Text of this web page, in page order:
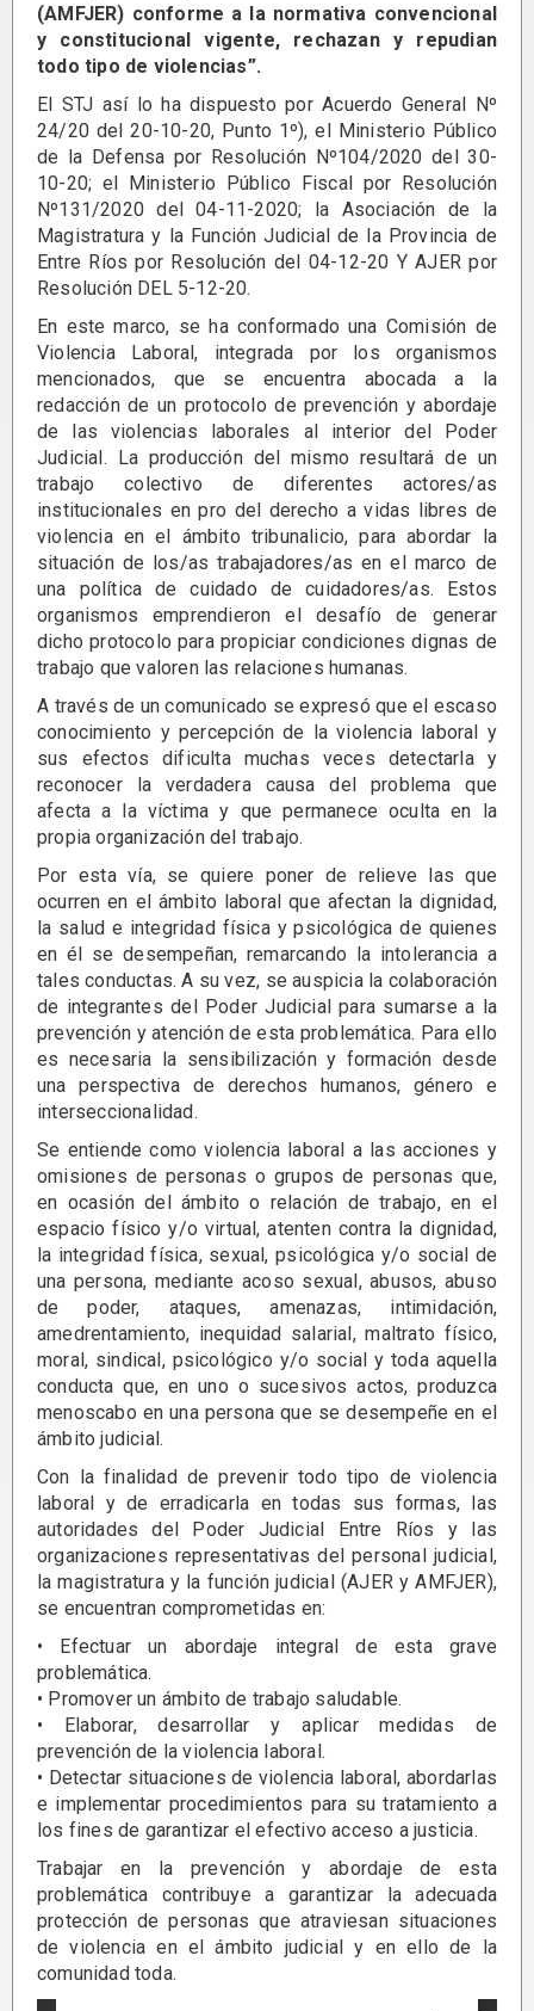
(AMFJER) conforme a la normativa convencional
y constitucional vigente, rechazan y repudian
todo tipo de violencias”.
El STJ así lo ha dispuesto por Acuerdo General Nº
24/20 del 20-10-20, Punto 1º), el Ministerio Público
de la Defensa por Resolución Nº104/2020 del 30-
10-20; el Ministerio Público Fiscal por Resolución
Nº131/2020 del 04-11-2020; la Asociación de la
Magistratura y la Función Judicial de la Provincia de
Entre Ríos por Resolución del 04-12-20 Y AJER por
Resolución DEL 5-12-20.
En este marco, se ha conformado una Comisión de
Violencia Laboral, integrada por los organismos
mencionados, que se encuentra abocada a la
redacción de un protocolo de prevención y abordaje
de las violencias laborales al interior del Poder
Judicial. La producción del mismo resultará de un
trabajo colectivo de diferentes actores/as
institucionales en pro del derecho a vidas libres de
violencia en el ámbito tribunalicio, para abordar la
situación de los/as trabajadores/as en el marco de
una política de cuidado de cuidadores/as. Estos
organismos emprendieron el desafío de generar
dicho protocolo para propiciar condiciones dignas de
trabajo que valoren las relaciones humanas.
A través de un comunicado se expresó que el escaso
conocimiento y percepción de la violencia laboral y
sus efectos dificulta muchas veces detectarla y
reconocer la verdadera causa del problema que
afecta a la víctima y que permanece oculta en la
propia organización del trabajo.
Por esta vía, se quiere poner de relieve las que
ocurren en el ámbito laboral que afectan la dignidad,
la salud e integridad física y psicológica de quienes
en él se desempeñan, remarcando la intolerancia a
tales conductas. A su vez, se auspicia la colaboración
de integrantes del Poder Judicial para sumarse a la
prevención y atención de esta problemática. Para ello
es necesaria la sensibilización y formación desde
una perspectiva de derechos humanos, género e
interseccionalidad.
Se entiende como violencia laboral a las acciones y
omisiones de personas o grupos de personas que,
en ocasión del ámbito o relación de trabajo, en el
espacio físico y/o virtual, atenten contra la dignidad,
la integridad física, sexual, psicológica y/o social de
una persona, mediante acoso sexual, abusos, abuso
de poder, ataques, amenazas, intimidación,
amedrentamiento, inequidad salarial, maltrato físico,
moral, sindical, psicológico y/o social y toda aquella
conducta que, en uno o sucesivos actos, produzca
menoscabo en una persona que se desempeñe en el
ámbito judicial.
Con la finalidad de prevenir todo tipo de violencia
laboral y de erradicarla en todas sus formas, las
autoridades del Poder Judicial Entre Ríos y las
organizaciones representativas del personal judicial,
la magistratura y la función judicial (AJER y AMFJER),
se encuentran comprometidas en:
• Efectuar un abordaje integral de esta grave
problemática.
• Promover un ámbito de trabajo saludable.
• Elaborar, desarrollar y aplicar medidas de
prevención de la violencia laboral.
• Detectar situaciones de violencia laboral, abordarlas
e implementar procedimientos para su tratamiento a
los fines de garantizar el efectivo acceso a justicia.
Trabajar en la prevención y abordaje de esta
problemática contribuye a garantizar la adecuada
protección de personas que atraviesan situaciones
de violencia en el ámbito judicial y en ello de la
comunidad toda.